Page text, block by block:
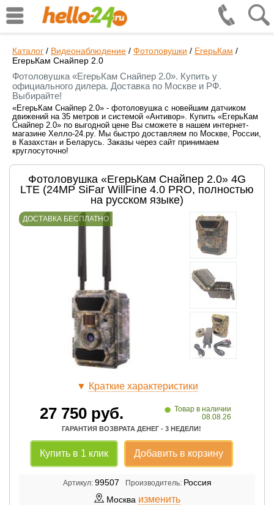
Каталог / Видеонаблюдение / Фотоловушки / ЕгерьКам /
ЕгерьКам Снайпер 2.0
Фотоловушка «ЕгерьКам Снайпер 2.0». Купить у
официального дилера. Доставка по Москве и РФ.
Выбирайте!
«ЕгерьКам Снайпер 2.0» - фотоловушка с новейшим датчиком
движений на 35 метров и системой «Антивор». Купить «ЕгерьКам
Снайпер 2.0» по выгодной цене Вы сможете в нашем интернет-
магазине Хелло-24.ру. Мы быстро доставляем по Москве, России,
в Казахстан и Беларусь. Заказы через сайт принимаем
круглосуточно!
Фотоловушка «ЕгерьКам Снайпер 2.0» 4G
LTE (24MP SiFar WillFine 4.0 PRO, полностью
на русском языке)
ДОСТАВКА БЕСПЛАТНО
▼ Краткие характеристики
27 750руб. • Товар в наличии
08.08.26
ГАРАНТИЯ ВОЗВРАТА ДЕНЕГ - 3 НЕДЕЛИ!
Купить в 1 клик Добавить в корзину
Артикул: 99507 Производитель: Россия
Москва изменить